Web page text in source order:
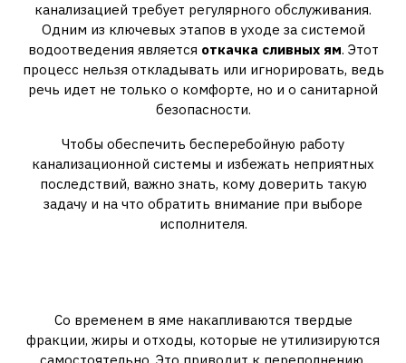
канализацией требует регулярного обслуживания.
Одним из ключевых этапов в уходе за системой
водоотведения является откачка сливных ям. Этот
процесс нельзя откладывать или игнорировать, ведь
речь идет не только о комфорте, но и о санитарной
безопасности.
Чтобы обеспечить бесперебойную работу
канализационной системы и избежать неприятных
последствий, важно знать, кому доверить такую
задачу и на что обратить внимание при выборе
исполнителя.
Со временем в яме накапливаются твердые
фракции, жиры и отходы, которые не утилизируются